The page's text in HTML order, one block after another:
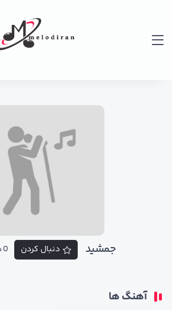
جمشید دنبال کردن 0 دنبال کننده
آهنگ ها